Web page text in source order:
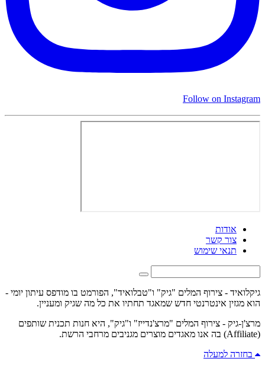
Follow on Instagram
אודות
צור קשר
תנאי שימוש
גיקלואיד - צירוף המלים "גיק" ו"טבלואיד", הפורמט בו מודפס עיתון יומי -
הוא מגזין אינטרנטי חדש שמאגד תחתיו את כל מה שגיק ומעניין.
מרצ'ן-גיק - צירוף המלים "מרצ'נדייז" ו"גיק", היא חנות תכנית שותפים
(Affiliate) בה אנו מאגדים מוצרים מגניבים מרחבי הרשת.
בחזרה למעלה